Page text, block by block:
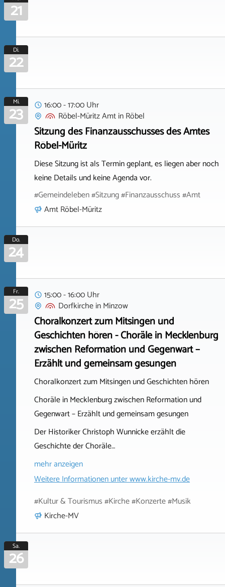
21
Di.
22
Mi.
23
16:00 - 17:00 Uhr
Röbel-Müritz AmtinRöbel
Sitzung des Finanzausschusses des Amtes
Röbel-Müritz
Diese Sitzung ist als Termin geplant, es liegen aber noch
keine Details und keine Agenda vor.
#Gemeindeleben #Sitzung #Finanzausschuss #Amt
Amt Röbel-Müritz
Do.
24
Fr.
25
15:00 - 16:00 Uhr
DorfkircheinMinzow
Choralkonzert zum Mitsingen und
Geschichten hören - Choräle in Mecklenburg
zwischen Reformation und Gegenwart –
Erzählt und gemeinsam gesungen
Choralkonzert zum Mitsingen und Geschichten hören
Choräle in Mecklenburg zwischen Reformation und
Gegenwart – Erzählt und gemeinsam gesungen
Der Historiker Christoph Wunnicke erzählt die
Geschichte der Choräle…
mehr anzeigen
Weitere Informationen unterwww.kirche-mv.de
#Kultur & Tourismus #Kirche #Konzerte #Musik
Kirche-MV
Sa.
26